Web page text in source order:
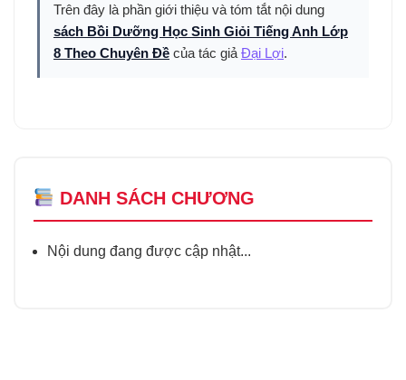
Trên đây là phần giới thiệu và tóm tắt nội dung
sách Bồi Dưỡng Học Sinh Giỏi Tiếng Anh Lớp
8 Theo Chuyên Đề của tác giả Đại Lợi.
DANH SÁCH CHƯƠNG
Nội dung đang được cập nhật...